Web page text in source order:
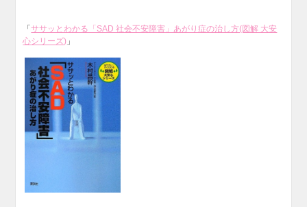
「ササッとわかる「SAD 社会不安障害」あがり症の治し方(図解 大安
心シリーズ) 」